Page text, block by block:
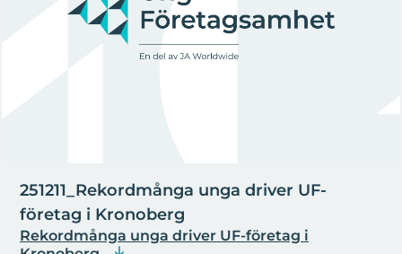
251211_Rekordmånga unga driver UF-
företag i Kronoberg
Rekordmånga unga driver UF-företag i